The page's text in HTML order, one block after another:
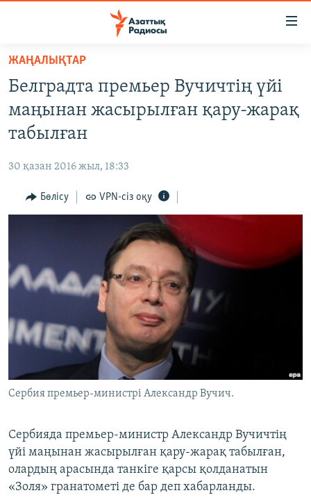
Skip
main
content
main
to
САЯСАТ
AZATTYQTV
АДАМ ҚҰҚЫҚТАРЫ
ӘЛЕУМЕТ
АРНАЙЫ ЖОБАЛАР
Русский
ЖАЗЫЛЫҢЫЗ
Басқа тілдерде
ЖАҢАЛЫҚТАР
Белградта премьер Вучичтің үйі
маңынан жасырылған қару-жарақ
табылған
30 қазан 2016 жыл, 18:33
Бөлісу VPN-сіз оқу
Сербия премьер-министрі Александр Вучич.
Сербияда премьер-министр Александр Вучичтің
үйі маңынан жасырылған қару-жарақ табылған,
олардың арасында танкіге қарсы қолданатын
«Золя» гранатометі де бар деп хабарланды.